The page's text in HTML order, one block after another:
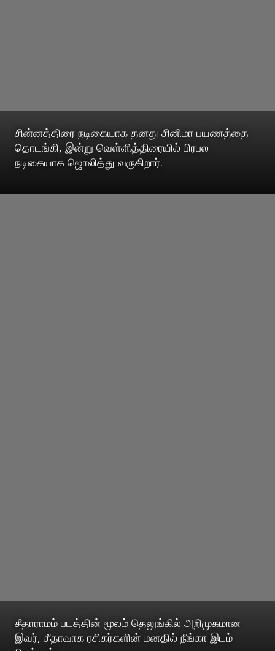
சின்னத்திரை நடிகையாக தனது சினிமா பயணத்தை
தொடங்கி, இன்று வெள்ளித்திரையில் பிரபல
நடிகையாக ஜொலித்து வருகிறார்.
சீதாராமம் படத்தின் மூலம் தெலுங்கில் அறிமுகமான
இவர், சீதாவாக ரசிகர்களின் மனதில் நீங்கா இடம்